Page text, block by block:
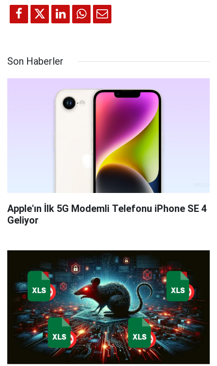
Son Haberler
Apple'ın İlk 5G Modemli Telefonu iPhone SE 4
Geliyor